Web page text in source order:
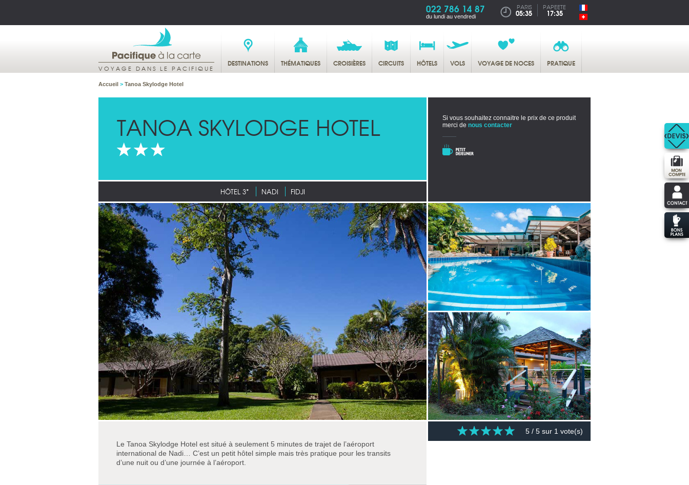
022 786 14 87
du lundi au vendredi
PARIS
05:35
PAPEETE
17:35
VOYAGE DANS LE PACIFIQUE
DESTINATIONS THÉMATIQUES CROISIÈRES CIRCUITS HÔTELS VOLS VOYAGE DE NOCES PRATIQUE
Accueil > Tanoa Skylodge Hotel
TANOA SKYLODGE HOTEL
HÔTEL 3* NADI FIDJI
Si vous souhaitez connaitre le prix de ce produit
merci de nous contacter
Le Tanoa Skylodge Hotel est situé à seulement 5 minutes de trajet de l’aéroport
international de Nadi… C’est un petit hôtel simple mais très pratique pour les transits
d’une nuit ou d’une journée à l’aéroport.
5 / 5 sur 1 vote(s)